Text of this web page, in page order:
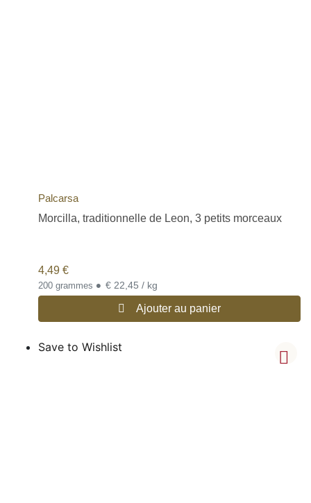
Palcarsa
Morcilla, traditionnelle de Leon, 3 petits morceaux
4,49 €
200 grammes • € 22,45 / kg
Ajouter au panier
Save to Wishlist